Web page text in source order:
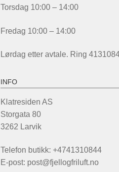
Torsdag 10:00 – 14:00
Fredag 10:00 – 14:00
Lørdag etter avtale. Ring
INFO
Klatresiden AS
Storgata 80
3262 Larvik
Telefon butikk: +4741310844
E-post: post@fjellogfriluft.no